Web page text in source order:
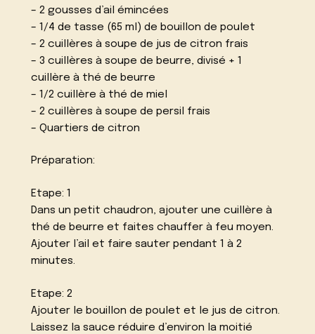
– 2 gousses d’ail émincées
– 1/4 de tasse (65 ml) de bouillon de poulet
– 2 cuillères à soupe de jus de citron frais
– 3 cuillères à soupe de beurre, divisé + 1
cuillère à thé de beurre
– 1/2 cuillère à thé de miel
– 2 cuillères à soupe de persil frais
– Quartiers de citron
Préparation:
Etape: 1
Dans un petit chaudron, ajouter une cuillère à
thé de beurre et faites chauffer à feu moyen.
Ajouter l’ail et faire sauter pendant 1 à 2
minutes.
Etape: 2
Ajouter le bouillon de poulet et le jus de citron.
Laissez la sauce réduire d’environ la moitié